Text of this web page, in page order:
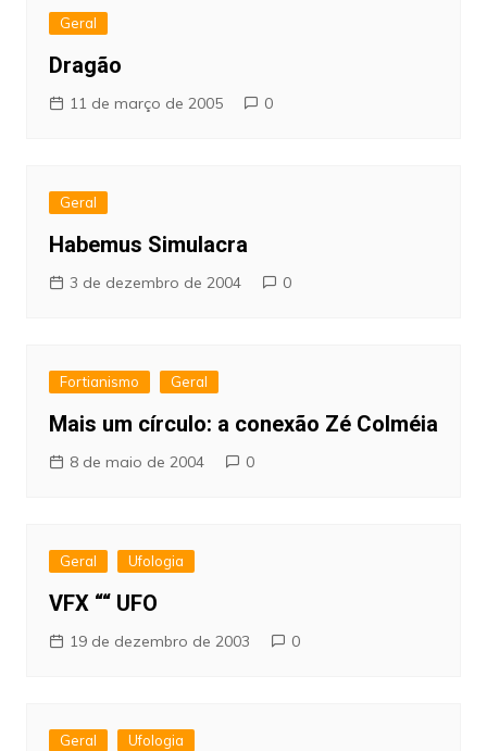
Geral
Dragão
11 de março de 2005 0
Geral
Habemus Simulacra
3 de dezembro de 2004 0
Fortianismo Geral
Mais um círculo: a conexão Zé Colméia
8 de maio de 2004 0
Geral Ufologia
VFX ““ UFO
19 de dezembro de 2003 0
Geral Ufologia